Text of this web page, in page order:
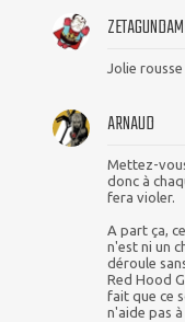
ZETAGUNDAM
Jolie
ARNAUD
Mettez-
donc à
fera violer.
A part ça,
n'est ni un
déroule
Red Hood
fait que ce
n'aide pas